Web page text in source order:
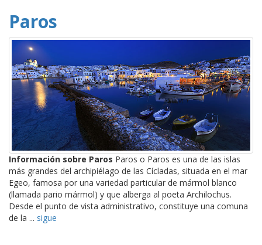
Paros
Información sobre Paros Paros o Paros es una de las islas
más grandes del archipiélago de las Cícladas, situada en el mar
Egeo, famosa por una variedad particular de mármol blanco
(llamada pario mármol) y que alberga al poeta Archilochus.
Desde el punto de vista administrativo, constituye una comuna
de la ... sigue